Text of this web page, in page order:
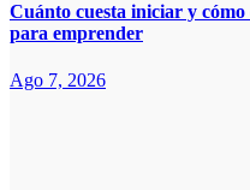
Cuánto cuesta iniciar y
para emprender
Ago 7, 2026